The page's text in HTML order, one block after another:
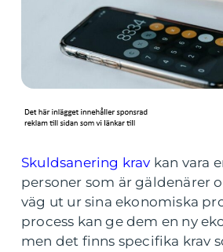
Skuldsanering krav kan vara
personer som är gäldenärer
väg ut ur sina ekonomiska
process kan ge dem en ny
men det finns specifika krav